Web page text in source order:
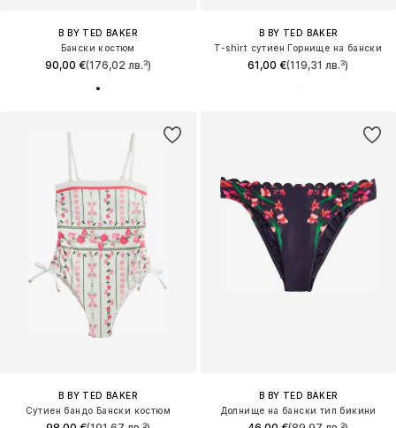
B BY TED BAKER
Бански костюм
90,00 €(176,02 лв.³)
B BY TED BAKER
T-shirt сутиен Горнище на бански
61,00 €(119,31 лв.³)
B BY TED BAKER
Сутиен бандо Бански костюм
B BY TED BAKER
Долнище на бански тип бикини